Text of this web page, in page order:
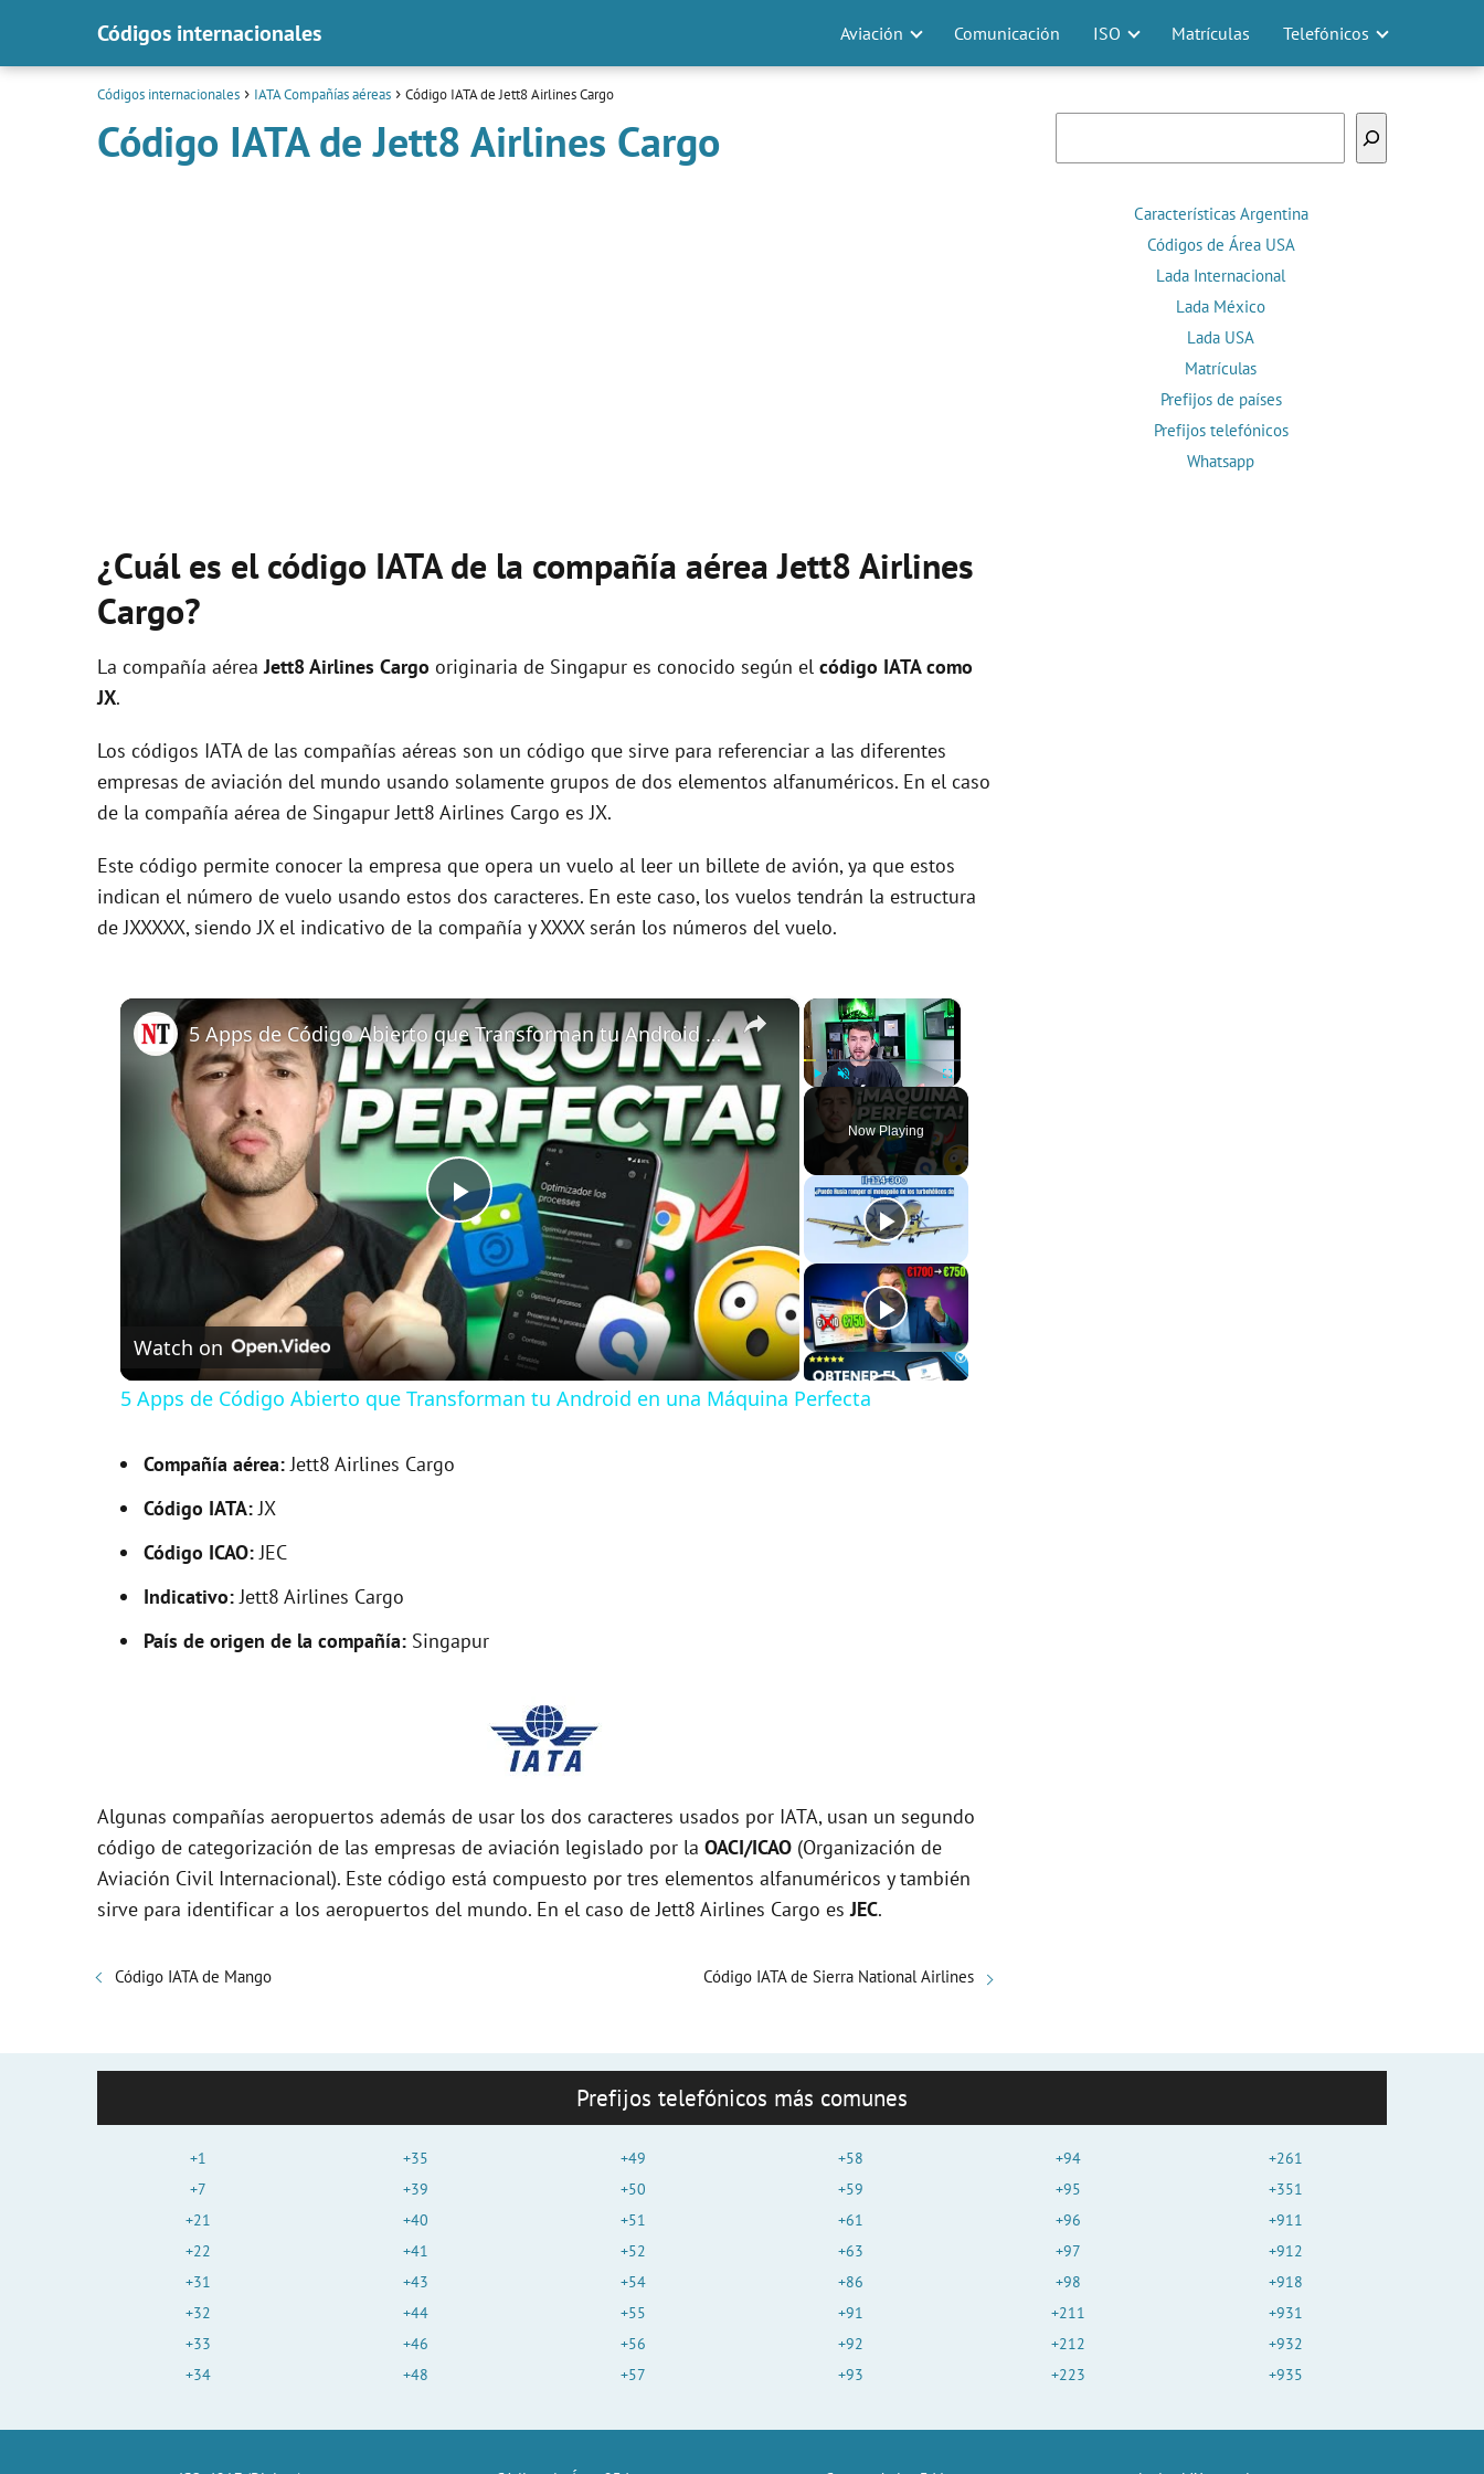
Códigos internacionales Aviación Comunicación ISO Matrículas Telefónicos
Códigos internacionales IATA Compañías aéreas Código IATA de Jett8 Airlines Cargo
Código IATA de Jett8 Airlines Cargo
¿Cuál es el código IATA de la compañía aérea Jett8 Airlines
Cargo?
La compañía aéreaJett8 Airlines Cargo originaria de Singapur es conocido según el código IATA como
JX.
Los códigos IATA de las compañías aéreas son un código que sirve para referenciar a las diferentes
empresas de aviación del mundo usando solamente grupos de dos elementos alfanuméricos. En el caso
de la compañía aérea de Singapur Jett8 Airlines Cargo es JX.
Este código permite conocer la empresa que opera un vuelo al leer un billete de avión, ya que estos
indican el número de vuelo usando estos dos caracteres. En este caso, los vuelos tendrán la estructura
de JXXXXX, siendo JX el indicativo de la compañía y XXXX serán los números del vuelo.
×
Play Unmute Fullscreen
Now Playing
×
P
l
a
5 Apps de Código Abierto que Transforman tu Android en una Máquina Perfecta
Watch on
5 Apps de Código Abierto que Transforman tu Android en una Máquina Perfecta
Compañía aérea:Jett8 Airlines Cargo
Código IATA:JX
Código ICAO:JEC
Indicativo:Jett8 Airlines Cargo
País de origen de la compañía: Singapur
Algunas compañías aeropuertos además de usar los dos caracteres usados por IATA, usan un segundo
código de categorización de las empresas de aviación legislado por la OACI/ICAO (Organización de
Aviación Civil Internacional). Este código está compuesto por tres elementos alfanuméricos y también
sirve para identificar a los aeropuertos del mundo. En el caso de Jett8 Airlines Cargo esJEC.
Código IATA de Mango Código IATA de Sierra National Airlines
Características Argentina
Códigos de Área USA
Lada Internacional
Lada México
Lada USA
Matrículas
Prefijos de países
Prefijos telefónicos
Whatsapp
Prefijos telefónicos más comunes
+1
+7
+21
+22
+31
+32
+33
+34
+35
+39
+40
+41
+43
+44
+46
+48
+49
+50
+51
+52
+54
+55
+56
+57
+58
+59
+61
+63
+86
+91
+92
+93
+94
+95
+96
+97
+98
+211
+212
+223
+261
+351
+911
+912
+918
+931
+932
+935